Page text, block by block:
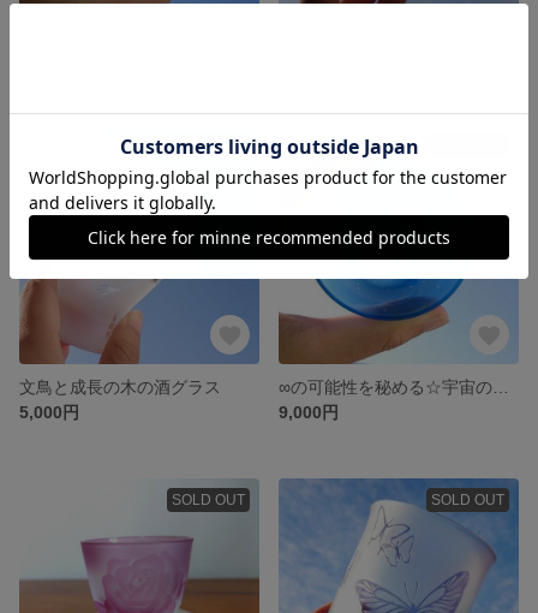
SOLD OUT
文鳥と成長の木の酒グラス
5,000円
9,000円
SOLD OUT SOLD OUT